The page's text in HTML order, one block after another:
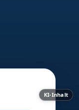
KI-Inhalt